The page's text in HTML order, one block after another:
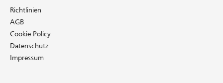
Richtlinien
AGB
Cookie Policy
Datenschutz
Impressum